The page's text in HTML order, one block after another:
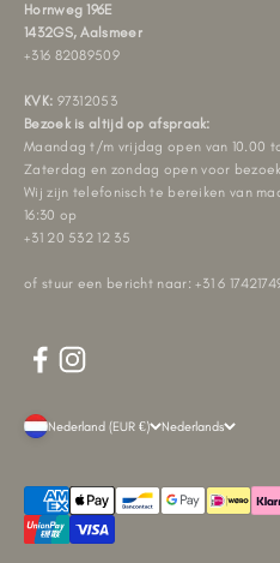
Hornweg 196E
1432GS, Aalsmeer
+316 82089509
KVK: 97312053
Bezoek is altijd op afspraak:
Maandag t/m vrijdag open van 10.00
Zaterdag en zondag open voor
Wij zijn telefonisch te bereiken van
16:30 op
+31 20 532 12 35
of stuur een bericht naar: +31 6
Nederland (EUR €) Nederlands